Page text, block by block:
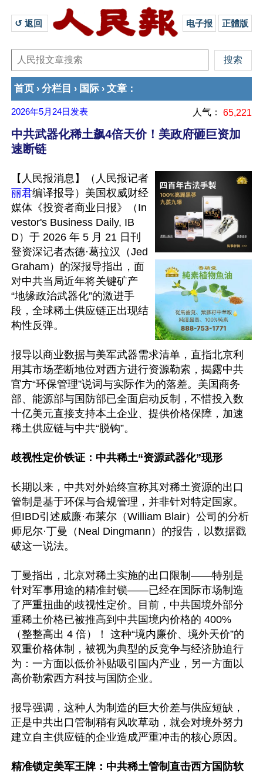
↺ 返回 电子报 正體版
首页 › 分栏目 › 国际 › 文章 ：
2026年5月24日 发表 人气： 65,221
中共武器化稀土飙4倍天价！美政府砸巨资加
速断链
【人民报消息】（人民报记者
丽君编译报导）美国权威财经
媒体《投资者商业日报》（In
vestor's Business Daily, IB
D）于 2026 年 5 月 21 日刊
登资深记者杰德·葛拉汉（Jed
Graham）的深报导指出，面
对中共当局近年将关键矿产
“地缘政治武器化”的激进手
段，全球稀土供应链正出现结
构性反弹。
报导以商业数据与美军武器需求清单，直指北京利
用其市场垄断地位对西方进行资源勒索，揭露中共
官方“环保管理”说词与实际作为的落差。美国商务
部、能源部与国防部已全面启动反制，不惜投入数
十亿美元直接支持本土企业、提供价格保障，加速
稀土供应链与中共“脱钩”。
歧视性定价铁证：中共稀土“资源武器化”现形
长期以来，中共对外始终宣称其对稀土资源的出口
管制是基于环保与合规管理，并非针对特定国家。
但IBD引述威廉·布莱尔（William Blair）公司的分析
师尼尔·丁曼（Neal Dingmann）的报告，以数据戳
破这一说法。
丁曼指出，北京对稀土实施的出口限制——特别是
针对军事用途的精准封锁——已经在国际市场制造
了严重扭曲的歧视性定价。目前，中共国境外部分
重稀土价格已被推高到中共国境内价格的 400%
（整整高出 4 倍）！ 这种“境内廉价、境外天价”的
双重价格体制，被视为典型的反竞争与经济胁迫行
为：一方面以低价补贴吸引国内产业，另一方面以
高价勒索西方科技与国防企业。
报导强调，这种人为制造的巨大价差与供应短缺，
正是中共出口管制稍有风吹草动，就会对境外努力
建立自主供应链的企业造成严重冲击的核心原因。
精准锁定美军王牌：中共稀土管制直击西方国防软